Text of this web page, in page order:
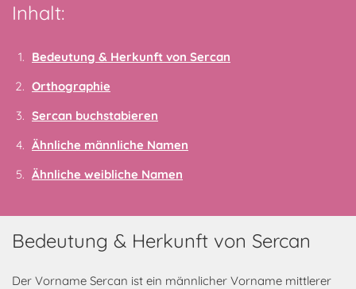
Inhalt:
Bedeutung & Herkunft von Sercan
Orthographie
Sercan buchstabieren
Ähnliche männliche Namen
Ähnliche weibliche Namen
Bedeutung & Herkunft von Sercan
Der Vorname Sercan ist ein männlicher Vorname mittlerer